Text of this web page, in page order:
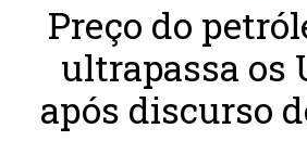
Preço do
ultrapassa os
após discurso